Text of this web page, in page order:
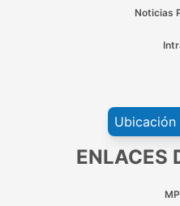
Noticias
Ubicación
ENLACES